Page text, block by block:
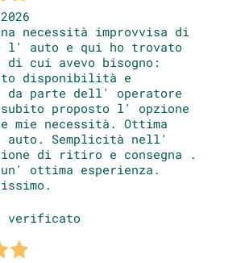
necessità improvvisa di
l' auto e qui ho trovato
cui avevo bisogno:
disponibilità e
parte dell' operatore
proposto l' opzione
mie necessità. Ottima
Semplicità nell'
di ritiro e consegna .
un' ottima esperienza.
verificato